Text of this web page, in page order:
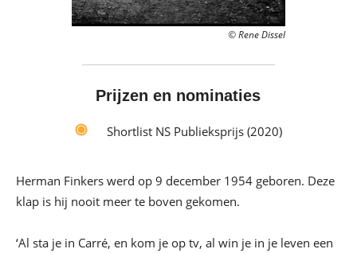
© Rene Dissel
Prijzen en nominaties
Shortlist NS Publieksprijs (2020)
Herman Finkers werd op 9 december 1954 geboren. Deze
klap is hij nooit meer te boven gekomen.
‘Al sta je in Carré, en kom je op tv, al win je in je leven een